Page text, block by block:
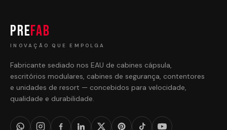
PREFAB
INOVAÇÃO QUE EMPOLGA
Fabricante sediado nos EAU de cabines cápsula,
escritórios modulares, cabines de segurança, contentores
e unidades de resort — concebidos para velocidade,
qualidade e durabilidade.